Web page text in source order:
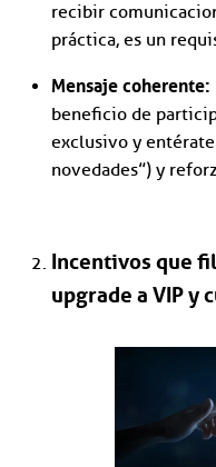
recibir
práctica, es un
Mensaje coherente:
beneficio de
exclusivo y
novedades”) y
Incentivos que
upgrade a VIP y